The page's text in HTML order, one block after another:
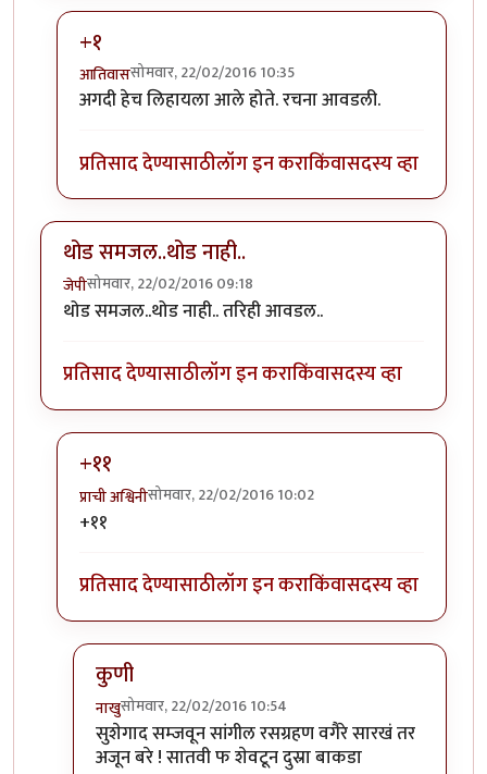
+१
आतिवाससोमवार, 22/02/2016 10:35
In reply toझाडी बोलीत असूनही खालीbyअजया
अगदी हेच लिहायला आले होते. रचना आवडली.
प्रतिसाद देण्यासाठीलॉग इन कराकिंवासदस्य व्हा
थोड समजल..थोड नाही..
जेपीसोमवार, 22/02/2016 09:18
थोड समजल..थोड नाही.. तरिही आवडल..
प्रतिसाद देण्यासाठीलॉग इन कराकिंवासदस्य व्हा
+११
प्राची अश्विनीसोमवार, 22/02/2016 10:02
In reply to
+११
प्रतिसाद देण्यासाठीलॉग इन कराकिंवासदस्य व्हा
कुणी
नाखुसोमवार, 22/02/2016 10:54
In reply to+११byप्राची अश्विनी
सुशेगाद सम्जवून सांगील रसग्रहण वगैरे सारखं तर
अजून बरे ! सातवी फ शेवटून दुस्रा बाकडा